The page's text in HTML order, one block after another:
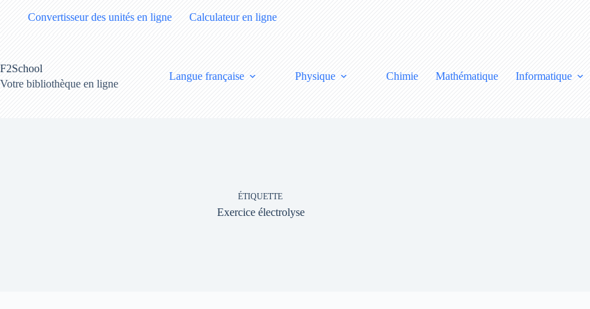
Convertisseur des unités en ligne Calculateur en ligne
F2School
Votre bibliothèque en ligne
Langue française Physique Chimie Mathématique Informatique
ÉTIQUETTE
Exercice électrolyse